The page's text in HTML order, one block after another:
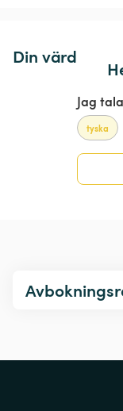
Din värd
Jag
tyska